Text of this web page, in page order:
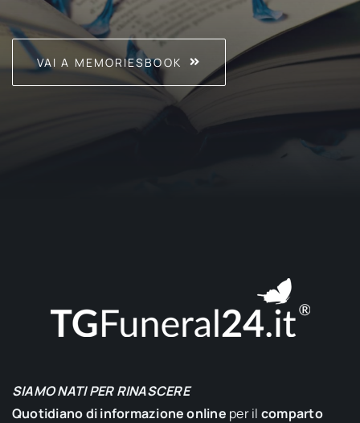
VAI A MEMORIESBOOK
SIAMO NATI PER RINASCERE
Quotidiano di informazione online per il comparto